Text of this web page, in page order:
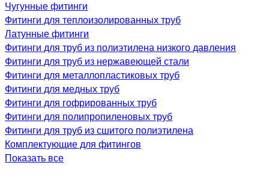
Чугунные фитинги
Фитинги для теплоизолированных труб
Латунные фитинги
Фитинги для труб из полиэтилена низкого давления
Фитинги для труб из нержавеющей стали
Фитинги для металлопластиковых труб
Фитинги для медных труб
Фитинги для гофрированных труб
Фитинги для полипропиленовых труб
Фитинги для труб из сшитого полиэтилена
Комплектующие для фитингов
Показать все